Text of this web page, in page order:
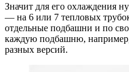
Значит для его охлаждения
— на 6 или 7 тепловых
отдельные подбашни и по
каждую подбашню, например,
разных версий.